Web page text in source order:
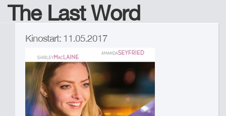
The Last Word
Kinostart: 11.05.2017